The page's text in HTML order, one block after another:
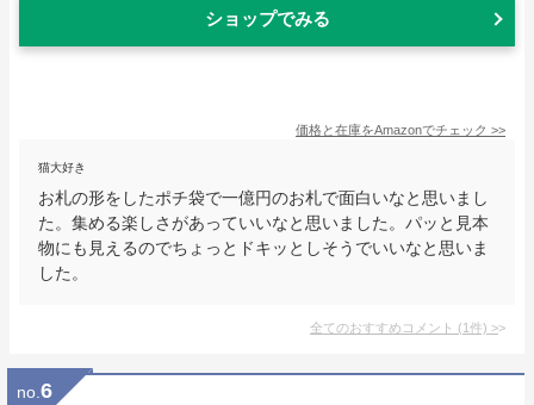
ショップでみる
価格と在庫をAmazonでチェック >>
猫大好き
お札の形をしたポチ袋で一億円のお札で面白いなと思いまし
た。集める楽しさがあっていいなと思いました。パッと見本
物にも見えるのでちょっとドキッとしそうでいいなと思いま
した。
全てのおすすめコメント (1件) >
no. 6